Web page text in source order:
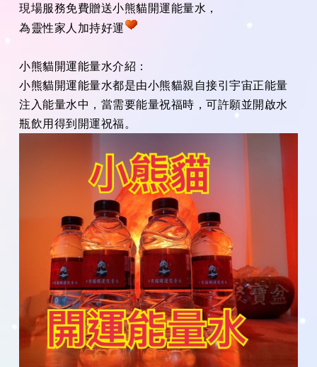
現場服務免費贈送小熊貓開運能量水，
為靈性家人加持好運
小熊貓開運能量水介紹：
小熊貓開運能量水都是由小熊貓親自接引宇宙正能量
注入能量水中，當需要能量祝福時，可許願並開啟水
瓶飲用得到開運祝福。